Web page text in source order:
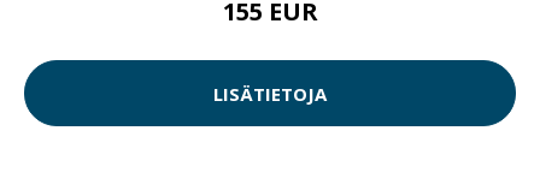
155 EUR
LISÄTIETOJA